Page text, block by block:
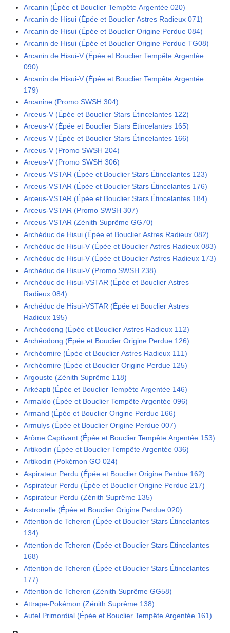
Arcanin (Épée et Bouclier Tempête Argentée 020)
Arcanin de Hisui (Épée et Bouclier Astres Radieux 071)
Arcanin de Hisui (Épée et Bouclier Origine Perdue 084)
Arcanin de Hisui (Épée et Bouclier Origine Perdue TG08)
Arcanin de Hisui-V (Épée et Bouclier Tempête Argentée
090)
Arcanin de Hisui-V (Épée et Bouclier Tempête Argentée
179)
Arcanine (Promo SWSH 304)
Arceus-V (Épée et Bouclier Stars Étincelantes 122)
Arceus-V (Épée et Bouclier Stars Étincelantes 165)
Arceus-V (Épée et Bouclier Stars Étincelantes 166)
Arceus-V (Promo SWSH 204)
Arceus-V (Promo SWSH 306)
Arceus-VSTAR (Épée et Bouclier Stars Étincelantes 123)
Arceus-VSTAR (Épée et Bouclier Stars Étincelantes 176)
Arceus-VSTAR (Épée et Bouclier Stars Étincelantes 184)
Arceus-VSTAR (Promo SWSH 307)
Arceus-VSTAR (Zénith Suprême GG70)
Archéduc de Hisui (Épée et Bouclier Astres Radieux 082)
Archéduc de Hisui-V (Épée et Bouclier Astres Radieux 083)
Archéduc de Hisui-V (Épée et Bouclier Astres Radieux 173)
Archéduc de Hisui-V (Promo SWSH 238)
Archéduc de Hisui-VSTAR (Épée et Bouclier Astres
Radieux 084)
Archéduc de Hisui-VSTAR (Épée et Bouclier Astres
Radieux 195)
Archéodong (Épée et Bouclier Astres Radieux 112)
Archéodong (Épée et Bouclier Origine Perdue 126)
Archéomire (Épée et Bouclier Astres Radieux 111)
Archéomire (Épée et Bouclier Origine Perdue 125)
Argouste (Zénith Suprême 118)
Arkéapti (Épée et Bouclier Tempête Argentée 146)
Armaldo (Épée et Bouclier Tempête Argentée 096)
Armand (Épée et Bouclier Origine Perdue 166)
Armulys (Épée et Bouclier Origine Perdue 007)
Arôme Captivant (Épée et Bouclier Tempête Argentée 153)
Artikodin (Épée et Bouclier Tempête Argentée 036)
Artikodin (Pokémon GO 024)
Aspirateur Perdu (Épée et Bouclier Origine Perdue 162)
Aspirateur Perdu (Épée et Bouclier Origine Perdue 217)
Aspirateur Perdu (Zénith Suprême 135)
Astronelle (Épée et Bouclier Origine Perdue 020)
Attention de Tcheren (Épée et Bouclier Stars Étincelantes
134)
Attention de Tcheren (Épée et Bouclier Stars Étincelantes
168)
Attention de Tcheren (Épée et Bouclier Stars Étincelantes
177)
Attention de Tcheren (Zénith Suprême GG58)
Attrape-Pokémon (Zénith Suprême 138)
Autel Primordial (Épée et Bouclier Tempête Argentée 161)